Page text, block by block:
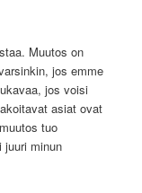
Muutos on
jos emme
jos voisi
asiat ovat
tuo
minun